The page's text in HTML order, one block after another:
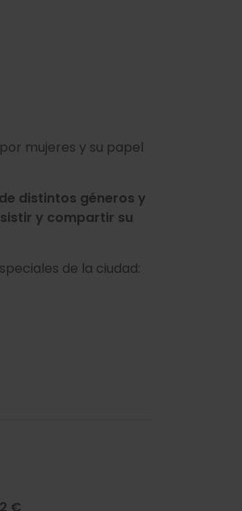
mujeres y su papel
distintos géneros y
y compartir su
de la ciudad: